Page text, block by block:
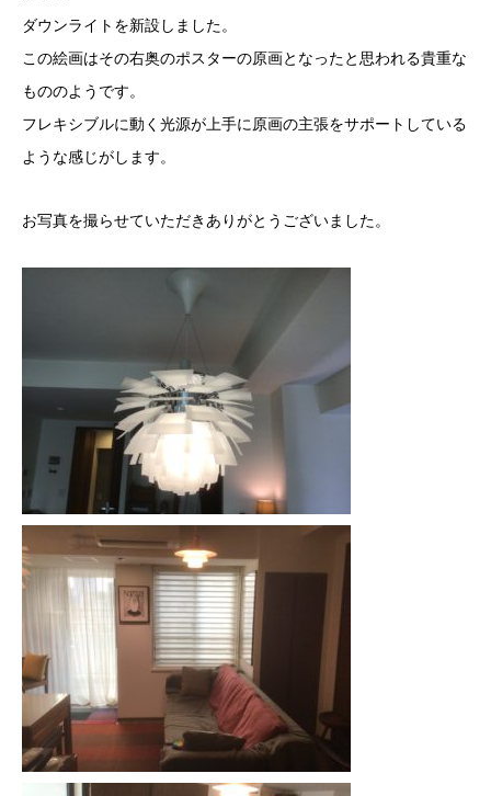
ダウンライトを新設しました。
この絵画はその右奥のポスターの原画となったと思われる貴重な
もののようです。
フレキシブルに動く光源が上手に原画の主張をサポートしている
ような感じがします。
お写真を撮らせていただきありがとうございました。